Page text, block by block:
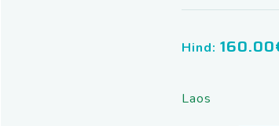
Hind: 160.00
Laos